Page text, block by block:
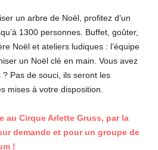
un arbre de Noël, profitez d’un
1300 personnes. Buffet, goûter,
Noël et ateliers ludiques : l’équipe
un Noël clé en main. Vous avez
Pas de souci, ils seront les
mises à votre disposition.
au Cirque Arlette Gruss, par la
demande et pour un groupe de
!